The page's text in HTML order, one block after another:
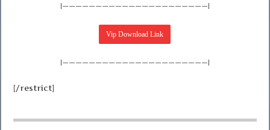
|——————————————————————|
|——————————————————————|
[/restrict]